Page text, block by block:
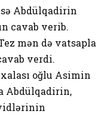
Abdülqadirin
cavab verib.
mən də vatsapla
verdi.
oğlu Asimin
Abdülqadirin,